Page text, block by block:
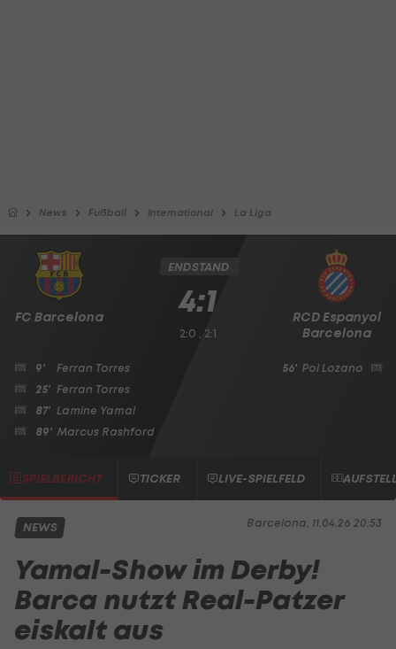
News Fußball International La Liga
FC Barcelona
RCD Espanyol
Barcelona
ENDSTAND
4:1
2:0 , 2:1
9'
Ferran Torres
25' Ferran Torres
87' Lamine Yamal
89' Marcus Rashford
56' Pol Lozano
SPIELBERICHT TICKER LIVE-SPIELFELD
Barcelona, 11.04.26 20:53
NEWS
Yamal-Show im Derby!
Barca nutzt Real-Patzer
eiskalt aus